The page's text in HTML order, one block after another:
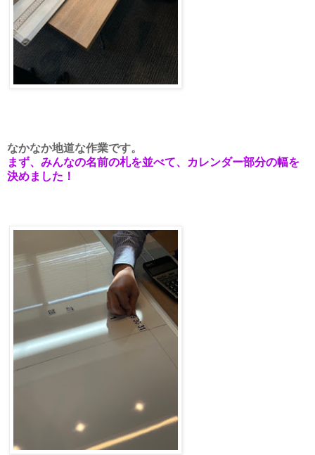
なかなか地道な作業です。
まず、みんなの名前の札を並べて、カレンダー部分の幅を
決めました！